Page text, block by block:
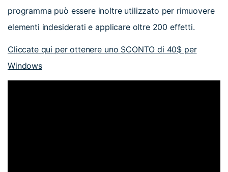
programma può essere inoltre utilizzato per rimuovere
elementi indesiderati e applicare oltre 200 effetti.
Cliccate qui per ottenere uno SCONTO di 40$ per
Windows